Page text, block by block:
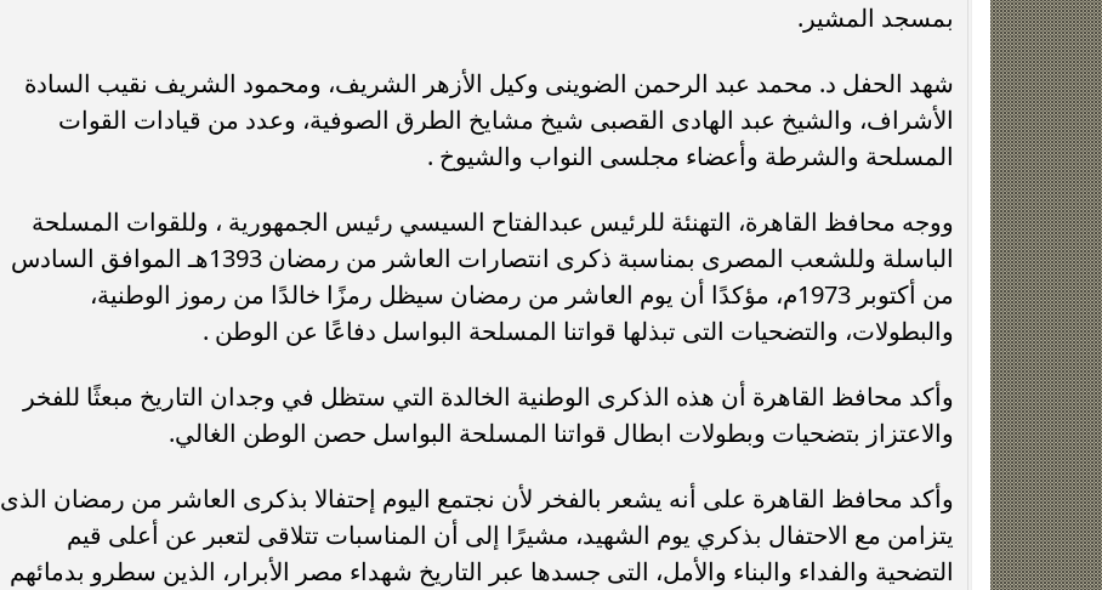
بمسجد المشير.
شهد الحفل د. محمد عبد الرحمن الضوينى وكيل الأزهر الشريف، ومحمود الشريف نقيب السادة
الأشراف، والشيخ عبد الهادى القصبى شيخ مشايخ الطرق الصوفية، وعدد من قيادات القوات
المسلحة والشرطة وأعضاء مجلسى النواب والشيوخ .
ووجه محافظ القاهرة، التهنئة للرئيس عبدالفتاح السيسي رئيس الجمهورية ، وللقوات المسلحة
الباسلة وللشعب المصرى بمناسبة ذكرى انتصارات العاشر من رمضان 1393هـ الموافق السادس
من أكتوبر 1973م، مؤكدًا أن يوم العاشر من رمضان سيظل رمزًا خالدًا من رموز الوطنية،
والبطولات، والتضحيات التى تبذلها قواتنا المسلحة البواسل دفاعًا عن الوطن .
وأكد محافظ القاهرة أن هذه الذكرى الوطنية الخالدة التي ستظل في وجدان التاريخ مبعثًا للفخر
والاعتزاز بتضحيات وبطولات ابطال قواتنا المسلحة البواسل حصن الوطن الغالي.
وأكد محافظ القاهرة على أنه يشعر بالفخر لأن نجتمع اليوم إحتفالا بذكرى العاشر من رمضان الذى
يتزامن مع الاحتفال بذكري يوم الشهيد، مشيرًا إلى أن المناسبات تتلاقى لتعبر عن أعلى قيم
التضحية والفداء والبناء والأمل، التى جسدها عبر التاريخ شهداء مصر الأبرار، الذين سطرو بدمائهم
زينة عمرو تتوج بجائزة الأفضل بعد تأهل مصر
التاريخي لنصف نهائي مونديال...